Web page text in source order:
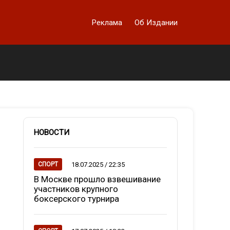
Реклама Об Издании
НОВОСТИ
СПОРТ 18.07.2025 / 22:35
В Москве прошло взвешивание
участников крупного
боксерского турнира